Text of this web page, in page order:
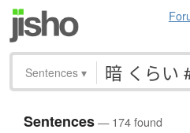
Sentences ▾
Sentences— 174 found